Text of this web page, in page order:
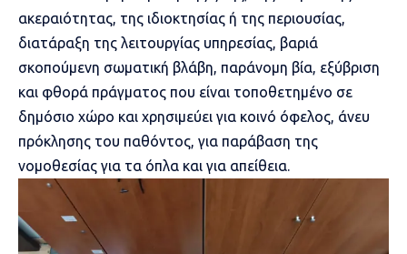
ακεραιότητας, της ιδιοκτησίας ή της περιουσίας,
διατάραξη της λειτουργίας υπηρεσίας, βαριά
σκοπούμενη σωματική βλάβη, παράνομη βία, εξύβριση
και φθορά πράγματος που είναι τοποθετημένο σε
δημόσιο χώρο και χρησιμεύει για κοινό όφελος, άνευ
πρόκλησης του παθόντος, για παράβαση της
νομοθεσίας για τα όπλα και για απείθεια.